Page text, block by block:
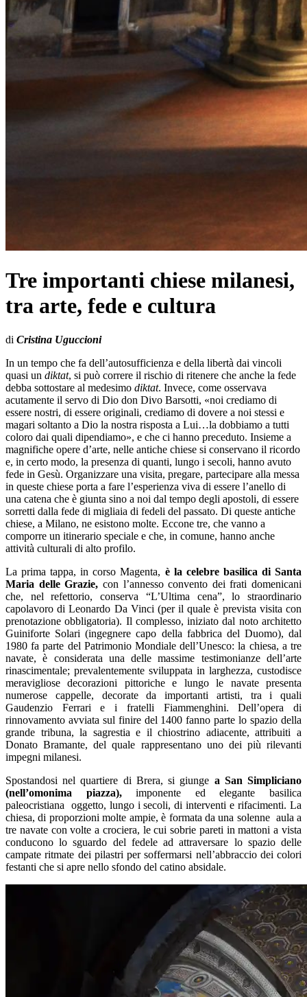
Tre importanti chiese milanesi,
tra arte, fede e cultura
di Cristina Uguccioni
In un tempo che fa dell’autosufficienza e della libertà dai vincoli
quasi un diktat, si può correre il rischio di ritenere che anche la fede
debba sottostare al medesimo diktat. Invece, come osservava
acutamente il servo di Dio don Divo Barsotti, «noi crediamo di
essere nostri, di essere originali, crediamo di dovere a noi stessi e
magari soltanto a Dio la nostra risposta a Lui…la dobbiamo a tutti
coloro dai quali dipendiamo», e che ci hanno preceduto. Insieme a
magnifiche opere d’arte, nelle antiche chiese si conservano il ricordo
e, in certo modo, la presenza di quanti, lungo i secoli, hanno avuto
fede in Gesù. Organizzare una visita, pregare, partecipare alla messa
in queste chiese porta a fare l’esperienza viva di essere l’anello di
una catena che è giunta sino a noi dal tempo degli apostoli, di essere
sorretti dalla fede di migliaia di fedeli del passato. Di queste antiche
chiese, a Milano, ne esistono molte. Eccone tre, che vanno a
comporre un itinerario speciale e che, in comune, hanno anche
attività culturali di alto profilo.
La prima tappa, in corso Magenta, è la celebre basilica di Santa
Maria delle Grazie, con l’annesso convento dei frati domenicani
che, nel refettorio, conserva “L’Ultima cena”, lo straordinario
capolavoro di Leonardo Da Vinci (per il quale è prevista visita con
prenotazione obbligatoria). Il complesso, iniziato dal noto architetto
Guiniforte Solari (ingegnere capo della fabbrica del Duomo), dal
1980 fa parte del Patrimonio Mondiale dell’Unesco: la chiesa, a tre
navate, è considerata una delle massime testimonianze dell’arte
rinascimentale; prevalentemente sviluppata in larghezza, custodisce
meravigliose decorazioni pittoriche e lungo le navate presenta
numerose cappelle, decorate da importanti artisti, tra i quali
Gaudenzio Ferrari e i fratelli Fiammenghini. Dell’opera di
rinnovamento avviata sul finire del 1400 fanno parte lo spazio della
grande tribuna, la sagrestia e il chiostrino adiacente, attribuiti a
Donato Bramante, del quale rappresentano uno dei più rilevanti
impegni milanesi.
Spostandosi nel quartiere di Brera, si giunge a San Simpliciano
(nell’omonima piazza),imponente ed elegante basilica
paleocristiana oggetto, lungo i secoli, di interventi e rifacimenti. La
chiesa, di proporzioni molte ampie, è formata da una solenne aula a
tre navate con volte a crociera, le cui sobrie pareti in mattoni a vista
conducono lo sguardo del fedele ad attraversare lo spazio delle
campate ritmate dei pilastri per soffermarsi nell’abbraccio dei colori
festanti che si apre nello sfondo del catino absidale.